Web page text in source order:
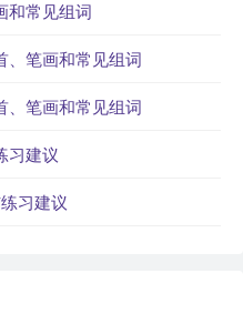
和常见组词
、笔画和常见组词
、笔画和常见组词
习建议
习建议